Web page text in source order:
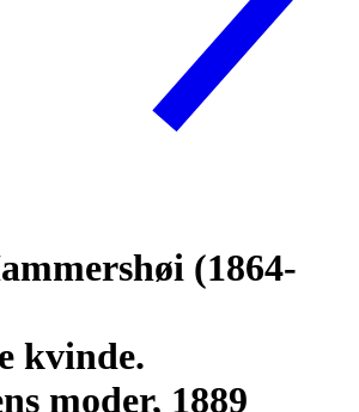
(1864-
kvinde.
moder, 1889